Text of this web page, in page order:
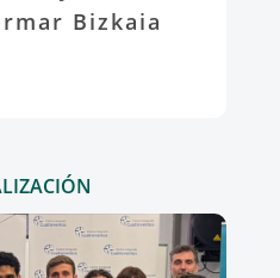
Bizkaia